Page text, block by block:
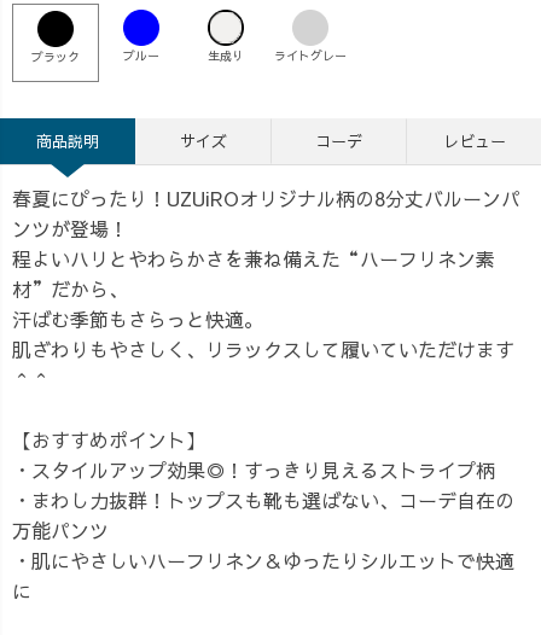
ブラック ブルー 生成り ライトグレー
商品説明 サイズ コーデ レビュー
春夏にぴったり！UZUiROオリジナル柄の8分丈バルーンパ
ンツが登場！
程よいハリとやわらかさを兼ね備えた“ハーフリネン素
材”だから、
汗ばむ季節もさらっと快適。
肌ざわりもやさしく、リラックスして履いていただけます
＾＾
【おすすめポイント】
・スタイルアップ効果◎！すっきり見えるストライプ柄
・まわし力抜群！トップスも靴も選ばない、コーデ自在の
万能パンツ
・肌にやさしいハーフリネン＆ゆったりシルエットで快適
に